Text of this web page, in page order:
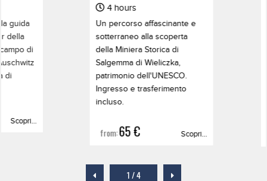
guida
della
di
di
Scopri...
4 hours
Un percorso affascinante e
sotterraneo alla scoperta
della Miniera Storica di
Salgemma di Wieliczka,
patrimonio dell'UNESCO.
Ingresso e trasferimento
incluso.
Scopri...
from:65 €
1/4